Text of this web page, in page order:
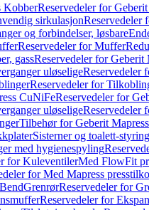
KobberReservedeler for
sirkulasjonReservedeler
og forbindelser, løsbare
Reservedeler for Muffer
gassReservedeler for Geberit
uløseligeReservedeler
Reservedeler for
CuNiFeReservedeler for
uløseligeReservedeler
Tilbehør for Geberit
Sisterner og toalett-
med hygienespyling
for KuleventilerMed FlowFit
for Med Mapress
BendGrenrørReservedeler for
Reservedeler for